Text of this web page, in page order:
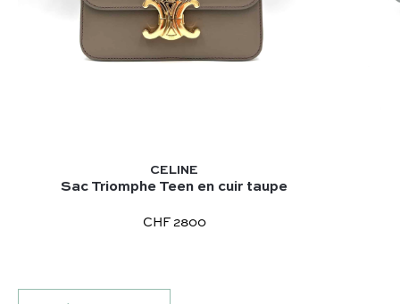
CELINE
Sac Triomphe Teen en cuir taupe
CHF 2800